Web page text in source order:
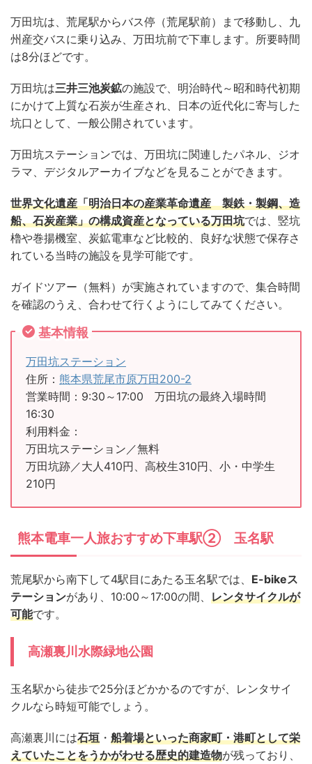
万田坑は、荒尾駅からバス停（荒尾駅前）まで移動し、九
州産交バスに乗り込み、万田坑前で下車します。所要時間
は8分ほどです。
万田坑は三井三池炭鉱の施設で、明治時代～昭和時代初期
にかけて上質な石炭が生産され、日本の近代化に寄与した
坑口として、一般公開されています。
万田坑ステーションでは、万田坑に関連したパネル、ジオ
ラマ、デジタルアーカイブなどを見ることができます。
世界文化遺産「明治日本の産業革命遺産 製鉄・製鋼、造
船、石炭産業」の構成資産となっている万田坑では、竪坑
櫓や巻揚機室、炭鉱電車など比較的、良好な状態で保存さ
れている当時の施設を見学可能です。
ガイドツアー（無料）が実施されていますので、集合時間
を確認のうえ、合わせて行くようにしてみてください。
基本情報
万田坑ステーション
住所： 熊本県荒尾市原万田200-2
営業時間：9:30～17:00 万田坑の最終入場時間
16:30
利用料金：
万田坑ステーション／無料
万田坑跡／大人410円、高校生310円、小・中学生
210円
熊本電車一人旅おすすめ下車駅② 玉名駅
荒尾駅から南下して4駅目にあたる玉名駅では、 E-bikeス
テーションがあり、10:00～17:00の間、 レンタサイクルが
可能です。
高瀬裏川水際緑地公園
玉名駅から徒歩で25分ほどかかるのですが、レンタサイ
クルなら時短可能でしょう。
高瀬裏川には石垣 ・ 船着場といった商家町・港町として栄
えていたことをうかがわせる歴史的建造物が残っており、